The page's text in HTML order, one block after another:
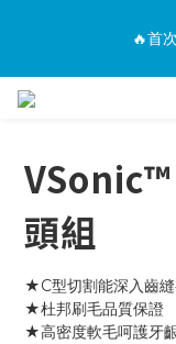
🔥首
🔥購買商品並上網填
頭組
★C型切割能深入齒
★杜邦刷毛品質保證
★高密度軟毛呵護牙